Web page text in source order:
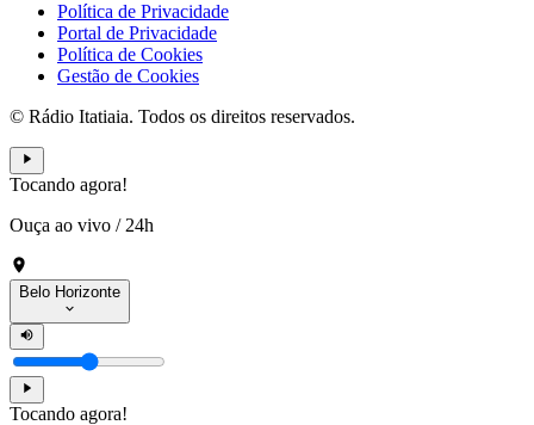
Política de Privacidade
Portal de Privacidade
Política de Cookies
Gestão de Cookies
© Rádio Itatiaia. Todos os direitos reservados.
Tocando agora!
Ouça ao vivo / 24h
Belo Horizonte
Tocando agora!